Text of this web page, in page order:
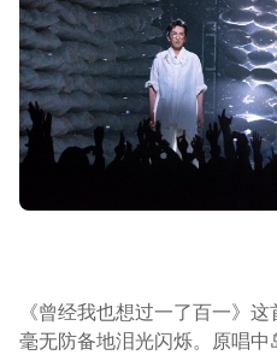
《曾经我也想过一了百一》
毫无防备地泪光闪烁。原唱